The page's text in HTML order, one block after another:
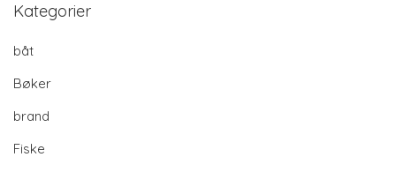
Kategorier
båt
Bøker
brand
Fiske